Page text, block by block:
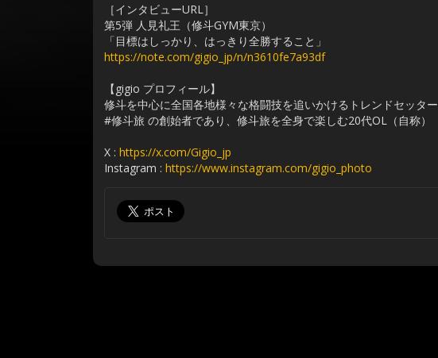
［インタビューURL］
第5弾 人見礼王（修斗GYM東京）
「目標はしっかり、はっきり全勝すること」
https://note.com/gigio_jp/n/n3610fe7a93df
【gigio プロフィール】
修斗を中心に全国各地様々な格闘技を追いかけるトレンドセッター
#修斗旅 の創始者であり、修斗旅を全身で楽しむ20代OL（自称）
X : https://x.com/Gigio_jp
Instagram : https://www.instagram.com/gigio_photo